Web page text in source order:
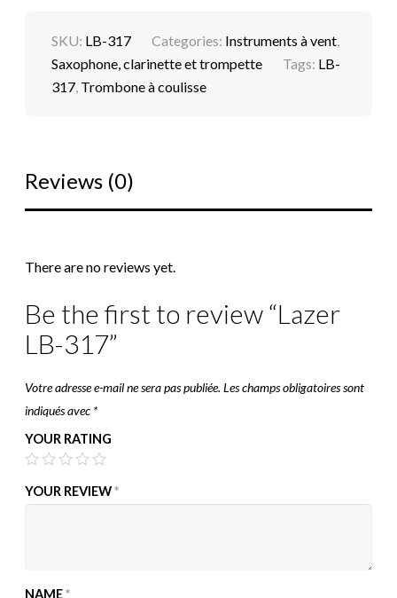
SKU: LB-317 Categories: Instruments à vent,
Saxophone, clarinette et trompette
Tags: LB-
317, Trombone à coulisse
Reviews (0)
There are no reviews yet.
Be the first to review “Lazer
LB-317”
Votre adresse e-mail ne sera pas publiée. Les champs obligatoires sont
indiqués avec *
YOUR RATING
YOUR REVIEW*
NAME*